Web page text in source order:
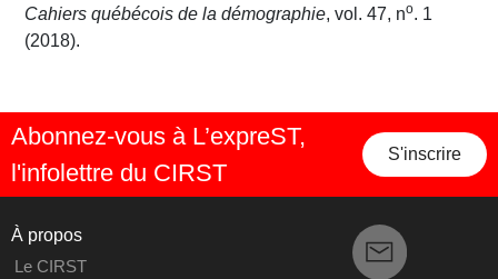
Cahiers québécois de la démographie, vol. 47, no. 1
(2018).
Abonnez-vous à L’expreST,
l'infolettre du CIRST
S'inscrire
À propos
Le CIRST